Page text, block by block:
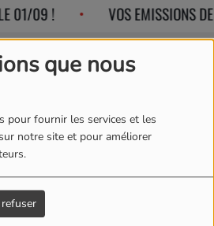
que nous
pour fournir les services et les
notre site et pour améliorer
01/09 ! VOS EMISSIONS
de la Bièvre, passionné
par les médias et animé par une
curiosité pour les